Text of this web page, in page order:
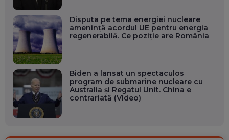
Disputa pe tema energiei nucleare
amenință acordul UE pentru energia
regenerabilă. Ce poziție are România
Biden a lansat un spectaculos
program de submarine nucleare cu
Australia și Regatul Unit. China e
contrariată (Video)